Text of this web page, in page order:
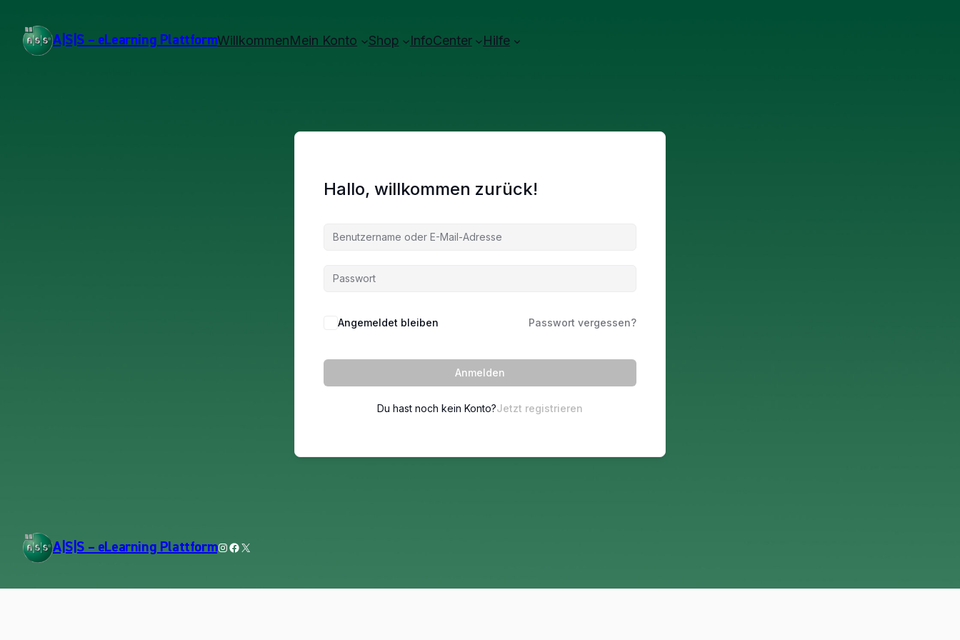
A|S|S – eLearning PlattformWillkommenMein Konto Shop InfoCenter Hilfe
Hallo, willkommen zurück!
Angemeldet bleiben Passwort vergessen?
Anmelden
Du hast noch kein Konto?Jetzt registrieren
A|S|S – eLearning PlattformInstagram
Facebook
X